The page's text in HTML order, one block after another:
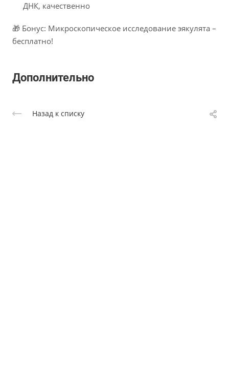
ДНК, качественно
🎁 Бонус: Микроскопическое исследование эякулята –
бесплатно!
Дополнительно
Назад к списку